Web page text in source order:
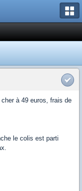
à 49 euros, frais de
le colis est parti